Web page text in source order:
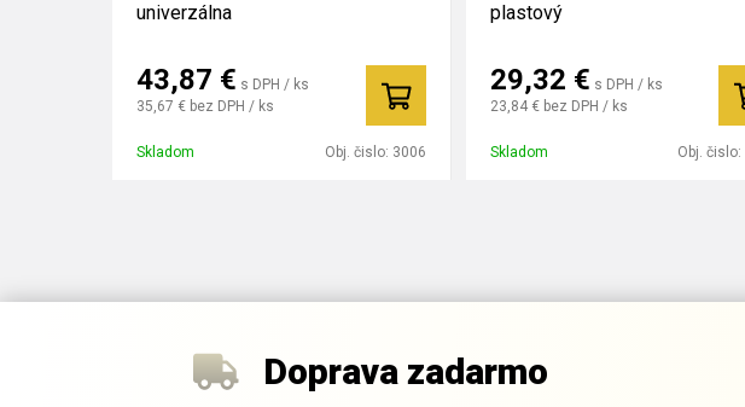
univerzálna
43,87 € s DPH / ks
35,67 € bez DPH / ks
Skladom Obj. čislo: 3006
plastový
29,32 € s DPH / ks
23,84 € bez DPH / ks
Skladom Obj. čislo:
Doprava zadarmo